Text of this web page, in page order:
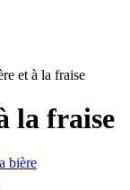
et à la fraise
la fraise
bière